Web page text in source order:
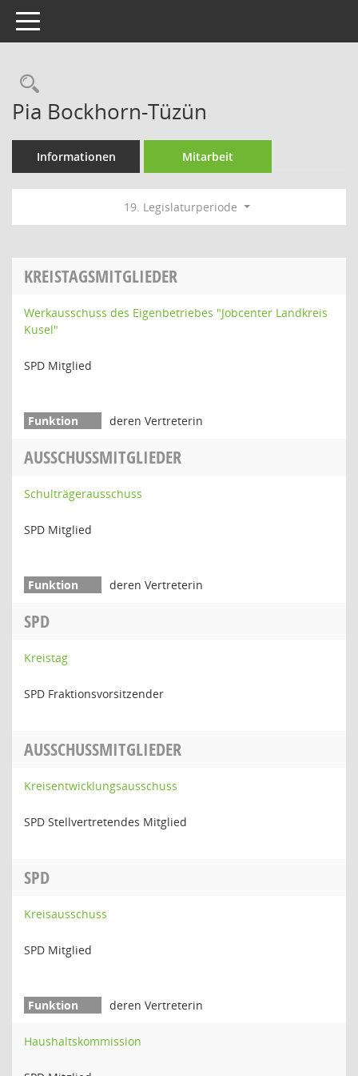
Toggle navigation
Rechercheauswahl
Pia Bockhorn-Tüzün
Informationen Mitarbeit
19. Legislaturperiode
KREISTAGSMITGLIEDER
Werkausschuss des Eigenbetriebes "Jobcenter Landkreis
Kusel"
SPD Mitglied
deren Vertreterin
AUSSCHUSSMITGLIEDER
Schulträgerausschuss
SPD Mitglied
deren Vertreterin
SPD
Kreistag
SPD Fraktionsvorsitzender
AUSSCHUSSMITGLIEDER
Kreisentwicklungsausschuss
SPD Stellvertretendes Mitglied
SPD
Kreisausschuss
SPD Mitglied
deren Vertreterin
Haushaltskommission